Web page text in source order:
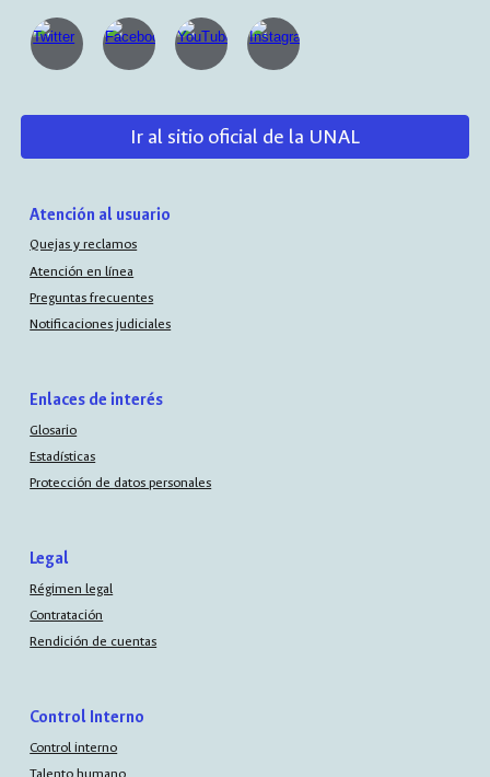
Ir al sitio oficial de la UNAL
Atención al usuario
Quejas y reclamos
Atención en línea
Preguntas frecuentes
Notificaciones judiciales
Enlaces de interés
Glosario
Estadísticas
Protección de datos personales
Legal
Régimen legal
Contratación
Rendición de cuentas
Control Interno
Control interno